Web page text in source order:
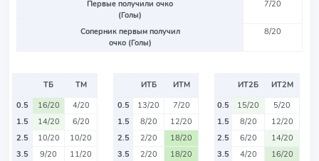
Первые получили очко
(Голы)
7/20
Соперник первым получил
очко (Голы)
8/20
ТБ
ТМ
0.5
16/20
4/20
1.5
14/20
6/20
2.5
10/20
10/20
3.5
9/20
11/20
ИТБ
ИТМ
0.5
13/20
7/20
1.5
8/20
12/20
2.5
2/20
18/20
3.5
2/20
18/20
ИТ2Б
ИТ2М
0.5
15/20
5/20
1.5
8/20
12/20
2.5
6/20
14/20
3.5
4/20
16/20